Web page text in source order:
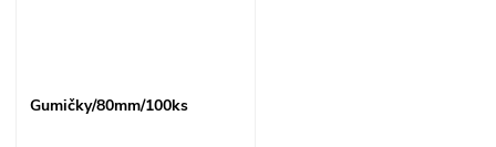
Gumičky/80mm/100ks